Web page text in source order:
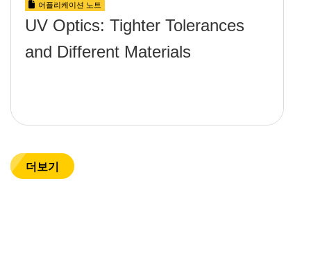
어플리케이션 노트
UV Optics: Tighter Tolerances
and Different Materials
더보기